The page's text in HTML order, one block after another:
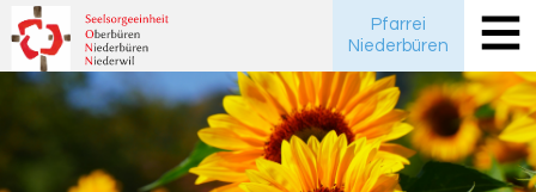
Pfarrei
Niederbüren